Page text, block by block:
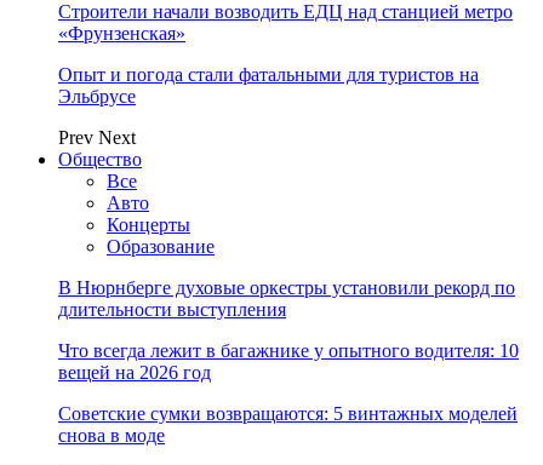
Строители начали возводить ЕДЦ над станцией метро
«Фрунзенская»
Опыт и погода стали фатальными для туристов на
Эльбрусе
Prev Next
Общество
Все
Авто
Концерты
Образование
В Нюрнберге духовые оркестры установили рекорд по
длительности выступления
Что всегда лежит в багажнике у опытного водителя: 10
вещей на 2026 год
Советские сумки возвращаются: 5 винтажных моделей
снова в моде